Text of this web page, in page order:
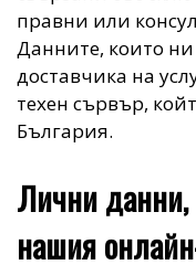
правни или
Данните, които
доставчика на
техен сървър,
България.
Лични данни,
нашия